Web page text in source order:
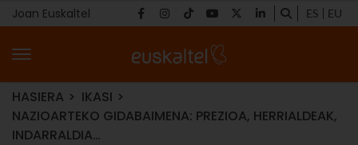
Joan Euskaltel ES EU
HASIERA
IKASI
NAZIOARTEKO GIDABAIMENA: PREZIOA, HERRIALDEAK,
INDARRALDIA…